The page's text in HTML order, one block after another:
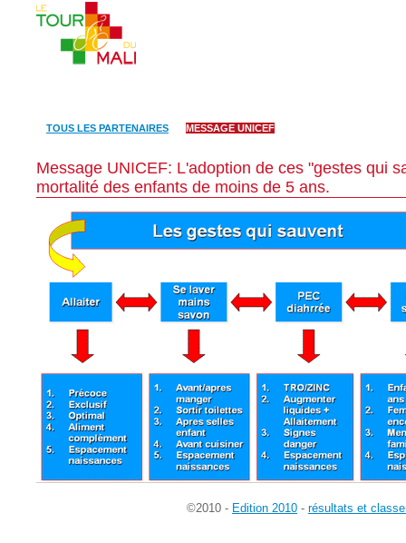
TOUS LES PARTENAIRES MESSAGE UNICEF
Message UNICEF: L'adoption de ces "gestes qui
mortalité des enfants de moins de 5 ans.
©2010 - Edition 2010 - résultats et